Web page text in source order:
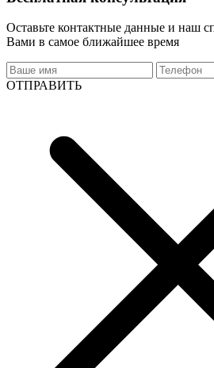
Оставьте контактные данные и наш
Вами в самое ближайшее время
ОТПРАВИТЬ